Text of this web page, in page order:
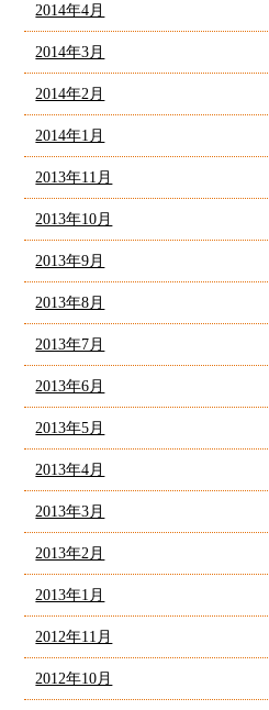
2014年4月
2014年3月
2014年2月
2014年1月
2013年11月
2013年10月
2013年9月
2013年8月
2013年7月
2013年6月
2013年5月
2013年4月
2013年3月
2013年2月
2013年1月
2012年11月
2012年10月